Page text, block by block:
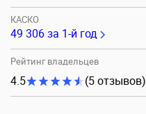
КАСКО
49 306за 1-й год
Рейтинг владельцев
4.5 (5 отзывов)